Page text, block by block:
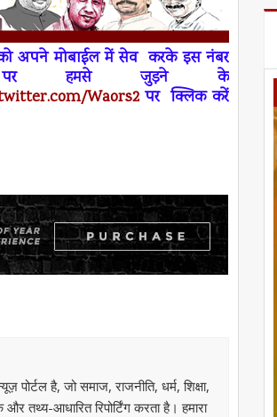
अपने मोबाईलमें सेवकरके इस नंबर
पर हमसे जुड़ने के
Waors2 पर क्लिक करें
पोर्टल है, जो समाज, राजनीति, धर्म, शिक्षा,
तथ्य-आधारित रिपोर्टिंग करता है। हमारा